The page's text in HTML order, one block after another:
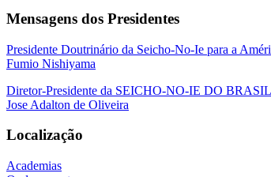
Mensagens dos Presidentes
Presidente Doutrinário da Seicho-No-Ie para a
Fumio Nishiyama
Diretor-Presidente da SEICHO-NO-IE DO BRASIL
Jose Adalton de Oliveira
Localização
Academias